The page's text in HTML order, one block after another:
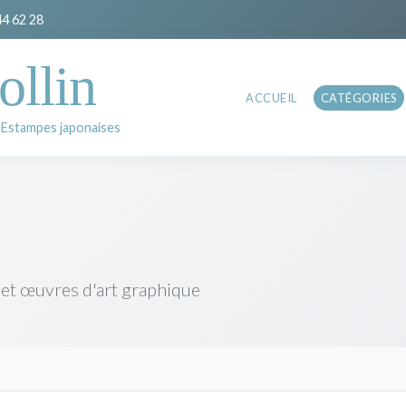
62 28
japonaises
ACCUEIL CATÉGORIES
œuvres d'art graphique